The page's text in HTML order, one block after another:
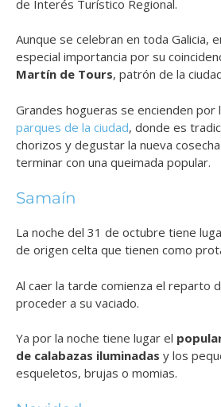
de Interés Turístico Regional.
Aunque se celebran en toda Galicia,
especial importancia por su
Martín de Tours, patrón de la
Grandes hogueras se encienden por
parques de la ciudad, donde es
chorizos y degustar la nueva
terminar con una queimada popular.
Samaín
La noche del 31 de octubre tiene
de origen celta que tienen como
Al caer la tarde comienza el reparto
proceder a su vaciado.
Ya por la noche tiene lugar el
de calabazas iluminadas y los
esqueletos, brujas o momias.